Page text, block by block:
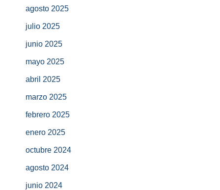
agosto 2025
julio 2025
junio 2025
mayo 2025
abril 2025
marzo 2025
febrero 2025
enero 2025
octubre 2024
agosto 2024
junio 2024